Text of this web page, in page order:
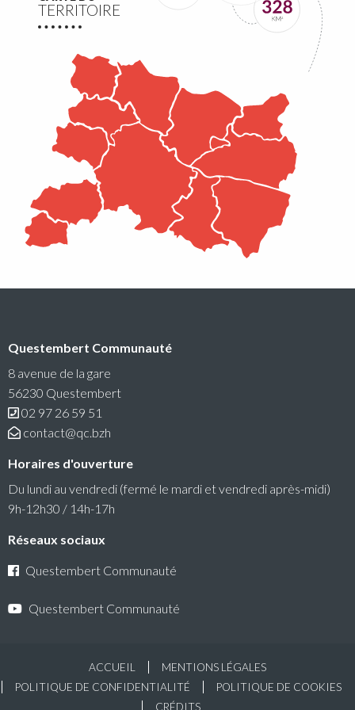
transitions et l’environnement
Questembert Communauté lance un 3e appel à projets
auquel peuvent candidater les associations du territoire.
Lire la suite
La prochaine séance du Conseil Communautaire se
tiendra le lundi 6 juillet 2026 à 18h30 au siège de
Questembert Communauté
Lire la suite
Défi Zéro Déchet : un challenge collectif pour
réduire nos déchets
TERRITOIRE
Questembert Communauté
8 avenue de la gare
56230 Questembert
02 97 26 59 51
contact@qc.bzh
Horaires d'ouverture
Du lundi au vendredi (fermé le mardi et vendredi après-midi)
9h-12h30 / 14h-17h
Réseaux sociaux
Questembert Communauté
Questembert Communauté
ACCUEIL
MENTIONS LÉGALES
POLITIQUE DE CONFIDENTIALITÉ
POLITIQUE DE COOKIES
CRÉDITS